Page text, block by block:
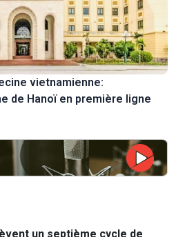
vietnamienne:
de Hanoï en première ligne
un septième cycle de